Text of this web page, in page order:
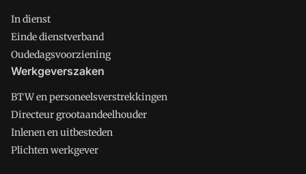
In dienst
Einde dienstverband
Oudedagsvoorziening
Werkgeverszaken
BTW en personeelsverstrekkingen
Directeur grootaandeelhouder
Inlenen en uitbesteden
Plichten werkgever